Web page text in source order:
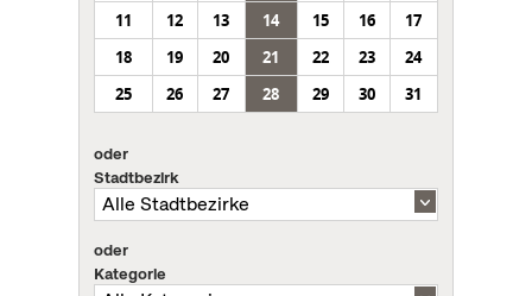
11
12 13 14 15 16
17
18
19 20 21 22 23
24
25
26 27 28 29 30 31
oder
Stadtbezirk
oder
Kategorie